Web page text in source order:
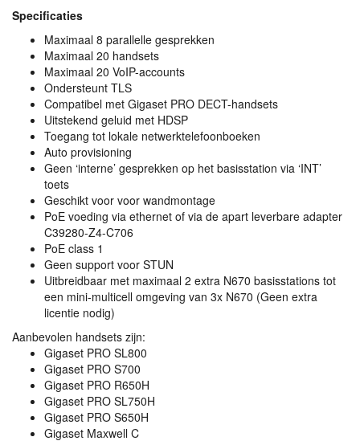
Specificaties
Maximaal 8 parallelle gesprekken
Maximaal 20 handsets
Maximaal 20 VoIP-accounts
Ondersteunt TLS
Compatibel met Gigaset PRO DECT-handsets
Uitstekend geluid met HDSP
Toegang tot lokale netwerktelefoonboeken
Auto provisioning
Geen ‘interne’ gesprekken op het basisstation via ‘INT’
toets
Geschikt voor voor wandmontage
PoE voeding via ethernet of via de apart leverbare adapter
C39280-Z4-C706
PoE class 1
Geen support voor STUN
Uitbreidbaar met maximaal 2 extra N670 basisstations tot
een mini-multicell omgeving van 3x N670 (Geen extra
licentie nodig)
Aanbevolen handsets zijn:
Gigaset PRO SL800
Gigaset PRO S700
Gigaset PRO R650H
Gigaset PRO SL750H
Gigaset PRO S650H
Gigaset Maxwell C